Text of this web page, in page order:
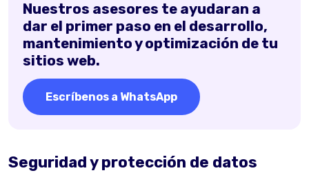
Nuestros asesores te ayudaran a
dar el primer paso en el desarrollo,
mantenimiento y optimización de tu
sitios web.
Escríbenos a WhatsApp
Seguridad y protección de datos